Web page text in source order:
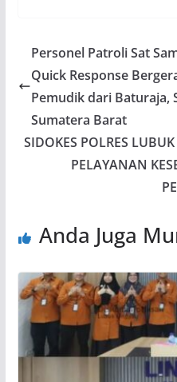
Personel Patroli Sat
Quick Response
Pemudik dari Baturaja,
Sumatera Barat
SIDOKES POLRES
PELAYANAN
Anda Juga